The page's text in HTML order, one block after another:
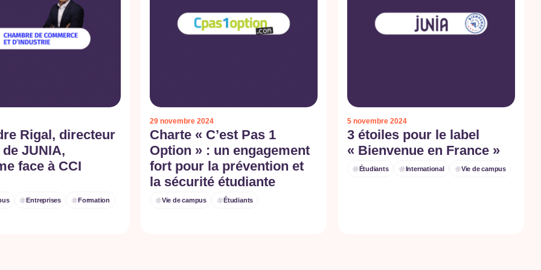
Rigal, directeur
JUNIA,
face à CCI
Entreprises Formation
29 novembre 2024
Charte « C’est Pas 1
Option » : un engagement
fort pour la prévention et
la sécurité étudiante
Vie de campus Étudiants
5 novembre 2024
3 étoiles pour le label
« Bienvenue en France »
Étudiants International Vie de campus